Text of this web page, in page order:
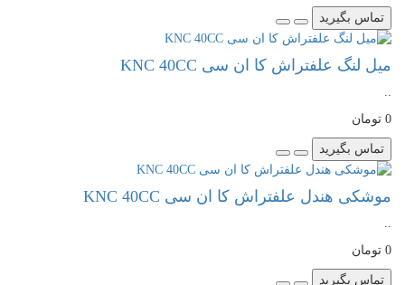
تماس بگیرید
میل لنگ علفتراش کا ان سی KNC 40CC
..
0 تومان
تماس بگیرید
موشکی هندل علفتراش کا ان سی KNC 40CC
..
0 تومان
تماس بگیرید